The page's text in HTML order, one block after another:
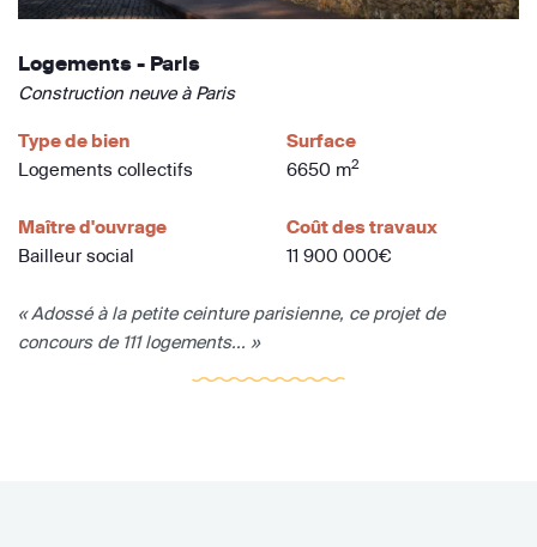
Logements - Paris
Construction neuve à Paris
Type de bien
Logements collectifs
Surface
6650 m2
Maître d'ouvrage
Bailleur social
Coût des travaux
11 900 000€
« Adossé à la petite ceinture parisienne, ce projet de
concours de 111 logements... »